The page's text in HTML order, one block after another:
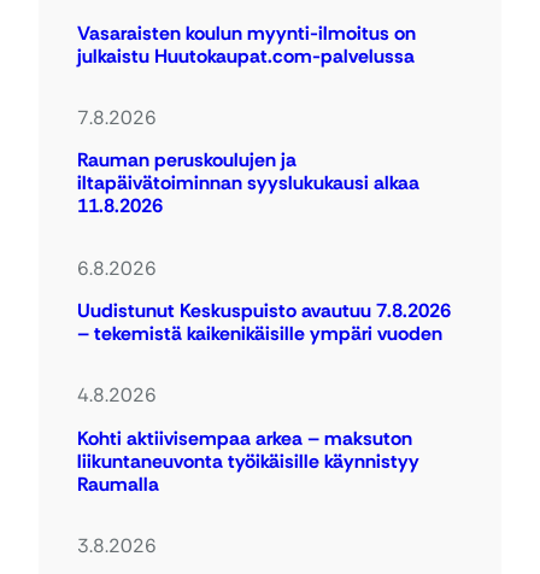
Vasaraisten koulun myynti-ilmoitus on
julkaistu Huutokaupat.com-palvelussa
7.8.2026
Rauman peruskoulujen ja
iltapäivätoiminnan syyslukukausi alkaa
11.8.2026
6.8.2026
Uudistunut Keskuspuisto avautuu 7.8.2026
– tekemistä kaikenikäisille ympäri vuoden
4.8.2026
Kohti aktiivisempaa arkea – maksuton
liikuntaneuvonta työikäisille käynnistyy
Raumalla
3.8.2026